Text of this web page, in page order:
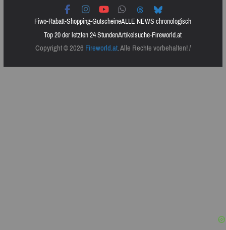
Fiwo-Rabatt-Shopping-GutscheineALLE NEWS chronologisch
Top 20 der letzten 24 StundenArtikelsuche-Fireworld.at
Copyright © 2026Fireworld.at. Alle Rechte vorbehalten! /